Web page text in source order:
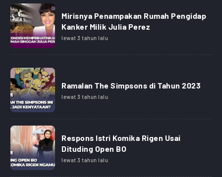
Mirisnya Penampakan Rumah Pengidap
Kanker Milik Julia Perez
lewat 3 tahun lalu
Ramalan The Simpsons di Tahun 2023
lewat 3 tahun lalu
Respons Istri Komika Rigen Usai
Dituding Open BO
lewat 3 tahun lalu